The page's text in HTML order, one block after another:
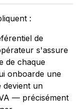
:
de
s'assure
de chaque
onboarde une
devient un
— précisément